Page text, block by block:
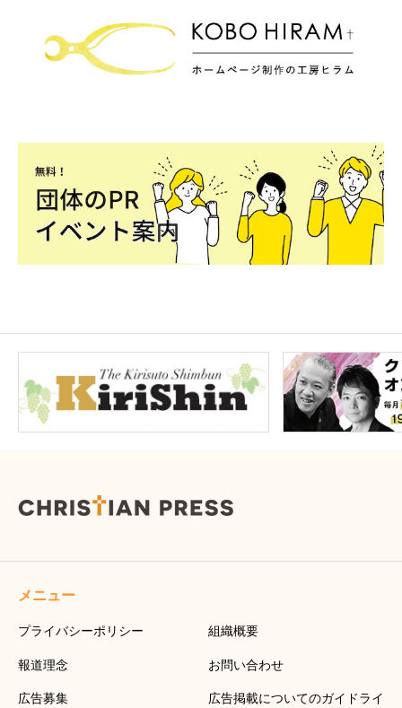
メニュー
プライバシーポリシー 組織概要
報道理念 お問い合わせ
広告募集 広告掲載についてのガイドライ